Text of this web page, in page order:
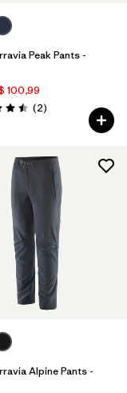
Peak Pants -
100,99
4.5 / 5
(2Comentarios
)
Alpine Pants -